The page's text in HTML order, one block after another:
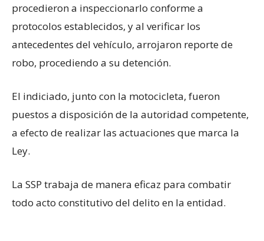
procedieron a inspeccionarlo conforme a
protocolos establecidos, y al verificar los
antecedentes del vehículo, arrojaron reporte de
robo, procediendo a su detención.
El indiciado, junto con la motocicleta, fueron
puestos a disposición de la autoridad competente,
a efecto de realizar las actuaciones que marca la
Ley.
La SSP trabaja de manera eficaz para combatir
todo acto constitutivo del delito en la entidad.